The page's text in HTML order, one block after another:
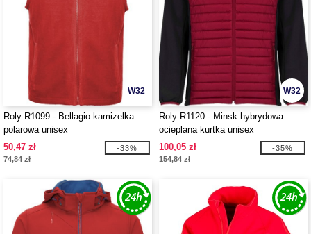
W32
Roly R1099 - Bellagio kamizelka
polarowa unisex
50,47 zł
74,84 zł
-33%
W32
Roly R1120 - Minsk hybrydowa
ocieplana kurtka unisex
100,05 zł
154,84 zł
-35%